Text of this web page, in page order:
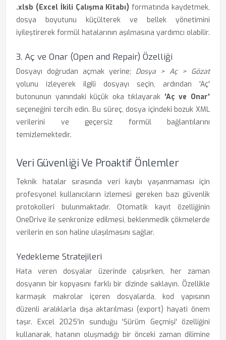
.xlsb (Excel İkili Çalışma Kitabı) formatında kaydetmek,
dosya boyutunu küçülterek ve bellek yönetimini
iyileştirerek formül hatalarının aşılmasına yardımcı olabilir.
3. Aç ve Onar (Open and Repair) Özelliği
Dosyayı doğrudan açmak yerine; Dosya > Aç > Gözat
yolunu izleyerek ilgili dosyayı seçin, ardından 'Aç'
butonunun yanındaki küçük oka tıklayarak 'Aç ve Onar'
seçeneğini tercih edin. Bu süreç, dosya içindeki bozuk XML
verilerini ve geçersiz formül bağlantılarını
temizlemektedir.
Veri Güvenliği Ve Proaktif Önlemler
Teknik hatalar sırasında veri kaybı yaşanmaması için
profesyonel kullanıcıların izlemesi gereken bazı güvenlik
protokolleri bulunmaktadır. Otomatik kayıt özelliğinin
OneDrive ile senkronize edilmesi, beklenmedik çökmelerde
verilerin en son haline ulaşılmasını sağlar.
Yedekleme Stratejileri
Hata veren dosyalar üzerinde çalışırken, her zaman
dosyanın bir kopyasını farklı bir dizinde saklayın. Özellikle
karmaşık makrolar içeren dosyalarda, kod yapısının
düzenli aralıklarla dışa aktarılması (export) hayati önem
taşır. Excel 2025'in sunduğu 'Sürüm Geçmişi' özelliğini
kullanarak, hatanın oluşmadığı bir önceki zaman dilimine